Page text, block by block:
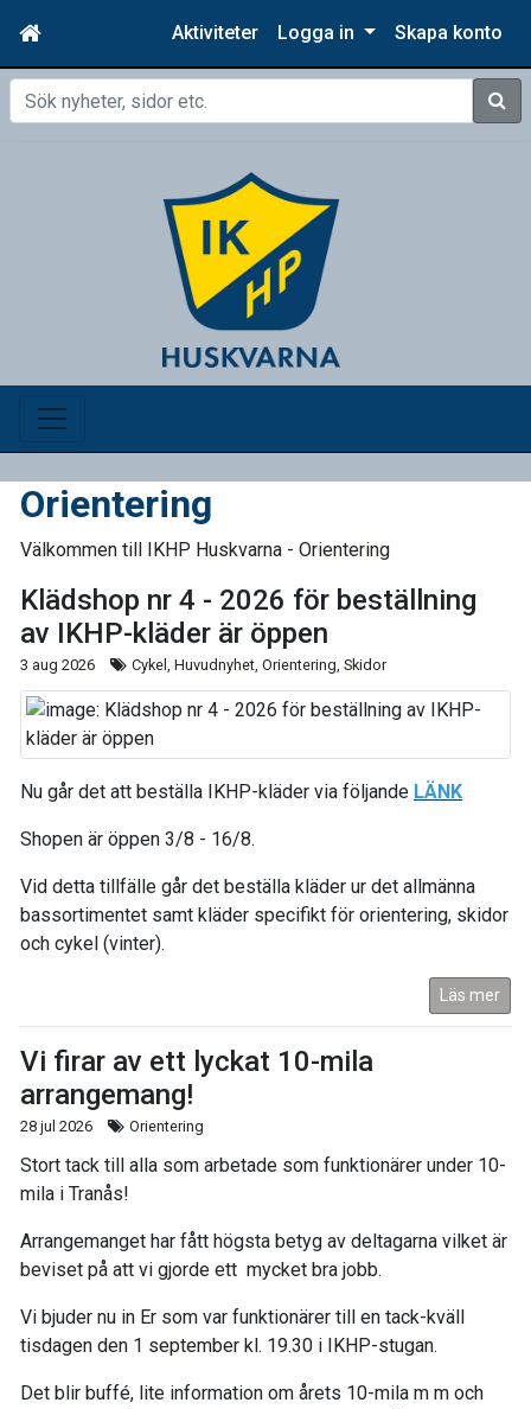
Aktiviteter Logga in Skapa konto
Sök
Orientering
Välkommen till IKHP Huskvarna - Orientering
Klädshop nr 4 - 2026 för beställning
av IKHP-kläder är öppen
3 aug 2026 Cykel, Huvudnyhet, Orientering, Skidor
Nu går det att beställa IKHP-kläder via följande LÄNK
Shopen är öppen 3/8 - 16/8.
Vid detta tillfälle går det beställa kläder ur det allmänna
bassortimentet samt kläder specifikt för orientering, skidor
och cykel (vinter).
Läs mer
Vi firar av ett lyckat 10-mila
arrangemang!
28 jul 2026 Orientering
Stort tack till alla som arbetade som funktionärer under 10-
mila i Tranås!
Arrangemanget har fått högsta betyg av deltagarna vilket är
beviset på att vi gjorde ett mycket bra jobb.
Vi bjuder nu in Er som var funktionärer till en tack-kväll
tisdagen den 1 september kl. 19.30 i IKHP-stugan.
Det blir buffé, lite information om årets 10-mila m m och